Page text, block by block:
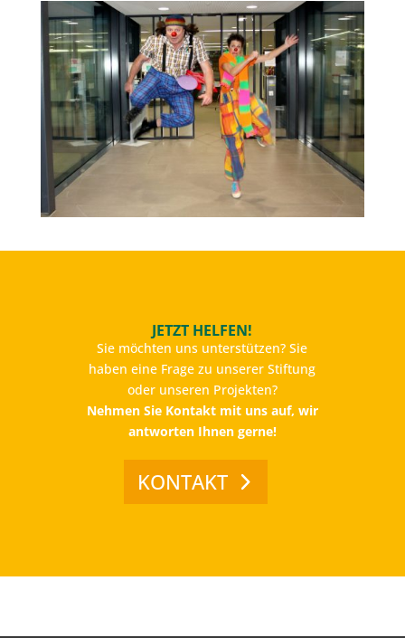
JETZT HELFEN!
Sie möchten uns unterstützen? Sie
haben eine Frage zu unserer Stiftung
oder unseren Projekten?
Nehmen Sie Kontakt mit uns auf, wir
antworten Ihnen gerne!
KONTAKT